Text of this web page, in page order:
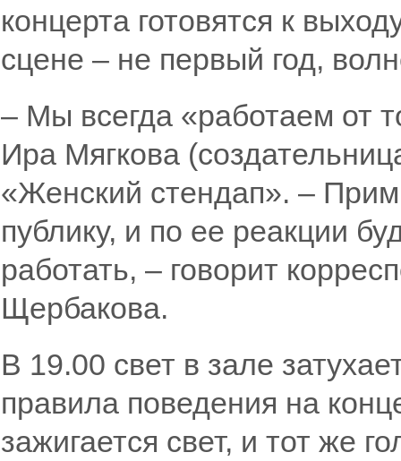
концерта готовятся к
сцене – не первый год,
– Мы всегда «работаем от
Ира Мягкова
«Женский стендап». –
публику, и по ее реакции
работать, – говорит
Щербакова.
В 19.00 свет в зале
правила поведения на
зажигается свет, и тот же